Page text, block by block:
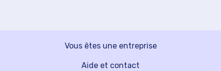
Vous êtes une entreprise
Aide et contact